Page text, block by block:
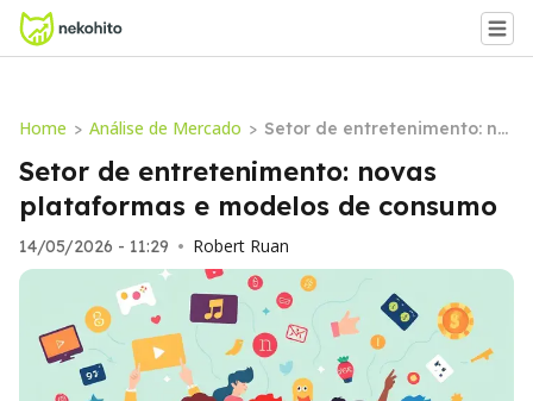
Home > Análise de Mercado > Setor de entretenimento: no
de consumo
Setor de entretenimento: novas
plataformas e modelos de consumo
14/05/2026 - 11:29 • Robert Ruan